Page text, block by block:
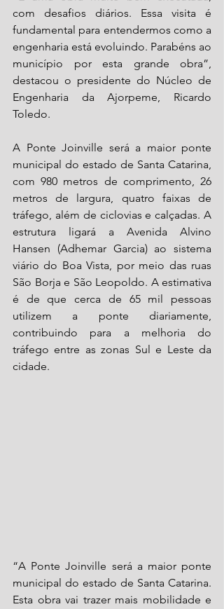
com desafios diários. Essa visita é
fundamental para entendermos como a
engenharia está evoluindo. Parabéns ao
município por esta grande obra”,
destacou o presidente do Núcleo de
Engenharia da Ajorpeme, Ricardo
Toledo.
A Ponte Joinville será a maior ponte
municipal do estado de Santa Catarina,
com 980 metros de comprimento, 26
metros de largura, quatro faixas de
tráfego, além de ciclovias e calçadas. A
estrutura ligará a Avenida Alvino
Hansen (Adhemar Garcia) ao sistema
viário do Boa Vista, por meio das ruas
São Borja e São Leopoldo. A estimativa
é de que cerca de 65 mil pessoas
utilizem a ponte diariamente,
contribuindo para a melhoria do
tráfego entre as zonas Sul e Leste da
cidade.
“A Ponte Joinville será a maior ponte
municipal do estado de Santa Catarina.
Esta obra vai trazer mais mobilidade e